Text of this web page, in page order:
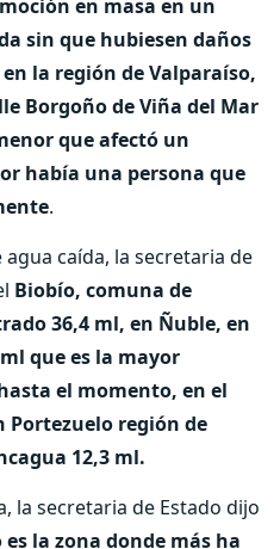
en masa en un
sin que hubiesen daños
la región de Valparaíso,
Borgoño de Viña del Mar
que afectó un
había una persona que
.
caída, la secretaria de
Biobío, comuna de
36,4 ml, en Ñuble, en
que es la mayor
el momento, en el
Portezuelo región de
12,3 ml.
la secretaria de Estado dijo
es la zona donde más ha